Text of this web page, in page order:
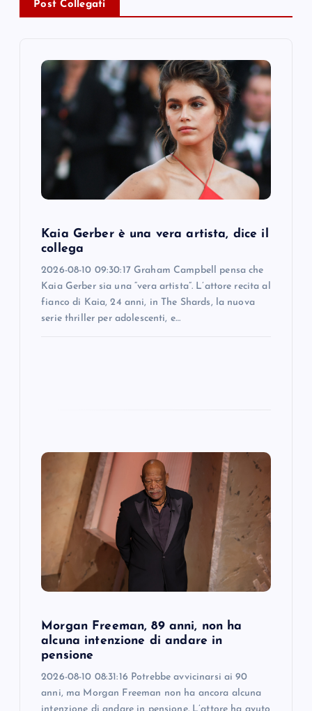
Post Collegati
Kaia Gerber è una vera artista, dice il
collega
2026-08-10 09:30:17 Graham Campbell pensa che
Kaia Gerber sia una “vera artista”. L’attore recita al
fianco di Kaia, 24 anni, in The Shards, la nuova
serie thriller per adolescenti, e…
Morgan Freeman, 89 anni, non ha
alcuna intenzione di andare in
pensione
2026-08-10 08:31:16 Potrebbe avvicinarsi ai 90
anni, ma Morgan Freeman non ha ancora alcuna